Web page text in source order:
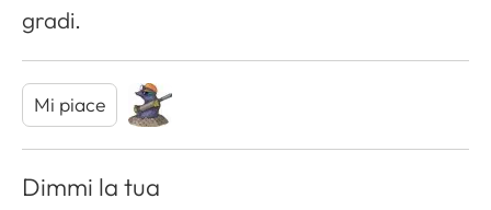
gradi.
Mi piace
Dimmi la tua